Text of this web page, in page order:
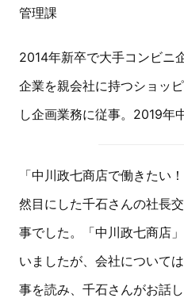
管理課
2014年新卒で大手コンビニ
企業を親会社に持つショッ
し企画業務に従事。2019年
「中川政七商店で働きたい
然目にした千石さんの社長
事でした。「中川政七商店
いましたが、会社について
事を読み、千石さんがお話